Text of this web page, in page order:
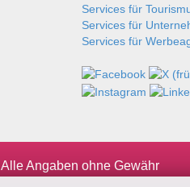
Services für
Services für
Services für
Alle Angaben ohne Gewähr